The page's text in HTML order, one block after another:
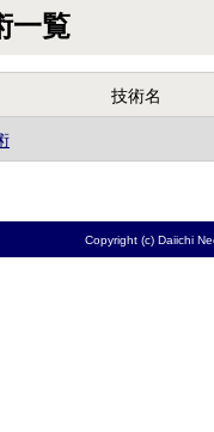
一覧
技術名
Copyright (c) Daiichi